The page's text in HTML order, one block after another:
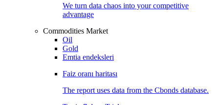
We turn data chaos into your competitive
advantage
Commodities Market
Oil
Gold
Emtia endeksleri
Faiz oranı haritası
The report uses data from the Cbonds database.